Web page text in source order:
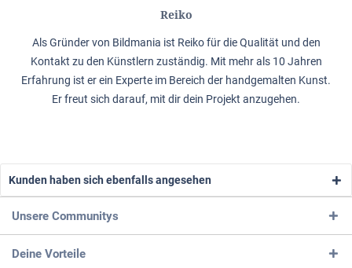
Reiko
Als Gründer von Bildmania ist Reiko für die Qualität und den
Kontakt zu den Künstlern zuständig. Mit mehr als 10 Jahren
Erfahrung ist er ein Experte im Bereich der handgemalten Kunst.
Er freut sich darauf, mit dir dein Projekt anzugehen.
Kunden haben sich ebenfalls angesehen
Unsere Communitys
Deine Vorteile